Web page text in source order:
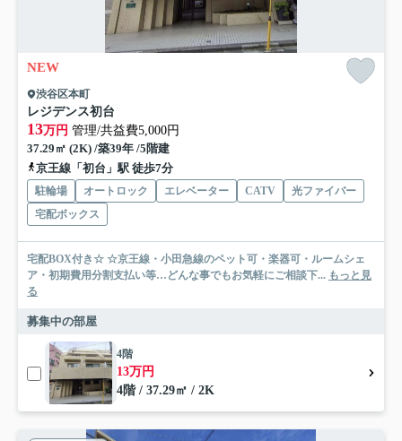
NEW
渋谷区本町
レジデンス初台
13万円 管理/共益費5,000円
37.29㎡ (2K) /築39年 /5階建
京王線「初台」駅 徒歩7分
駐輪場 オートロック エレベーター CATV
光ファイバー
宅配ボックス
宅配BOX付き☆ ☆京王線・小田急線のペット可・楽器可・ルームシェ
ア・初期費用分割支払い等…どんな事でもお気軽にご相談下... もっと見
る
募集中の部屋
4階
13万円
4階 / 37.29㎡ / 2K